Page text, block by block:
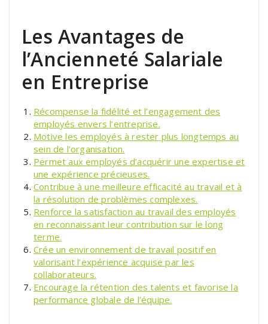
Les Avantages de
l’Ancienneté Salariale
en Entreprise
Récompense la fidélité et l’engagement des
employés envers l’entreprise.
Motive les employés à rester plus longtemps au
sein de l’organisation.
Permet aux employés d’acquérir une expertise et
une expérience précieuses.
Contribue à une meilleure efficacité au travail et à
la résolution de problèmes complexes.
Renforce la satisfaction au travail des employés
en reconnaissant leur contribution sur le long
terme.
Crée un environnement de travail positif en
valorisant l’expérience acquise par les
collaborateurs.
Encourage la rétention des talents et favorise la
performance globale de l’équipe.